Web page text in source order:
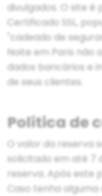
divulgados. O site é
Certificado SSL,
"cadeado de
Noite em Paris não
dados bancários e
de seus clientes.
Política de
O valor da reserva
solicitado em até 7
reserva. Após este
Caso tenha alguma